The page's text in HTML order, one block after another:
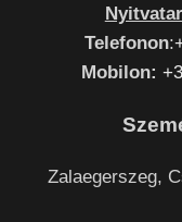
Telefonon:
Mobilon:
Zalaegerszeg,